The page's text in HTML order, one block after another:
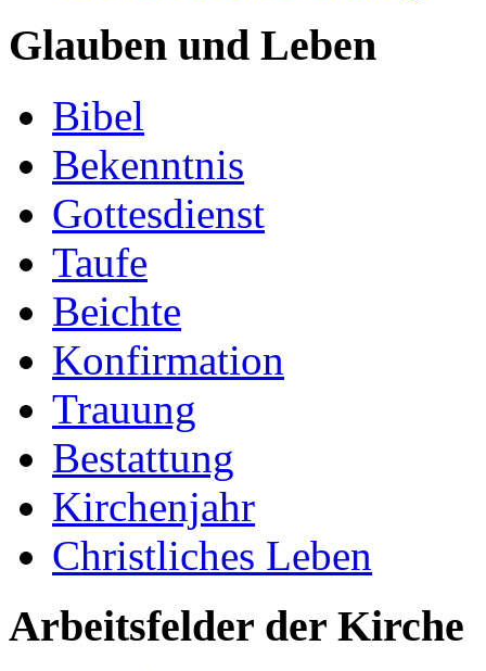
Glauben und Leben
Bibel
Bekenntnis
Gottesdienst
Taufe
Beichte
Konfirmation
Trauung
Bestattung
Kirchenjahr
Christliches Leben
Arbeitsfelder der Kirche